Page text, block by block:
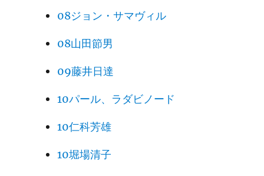
08ジョン・サマヴィル
08山田節男
09藤井日達
10パール、ラダビノード
10仁科芳雄
10堀場清子